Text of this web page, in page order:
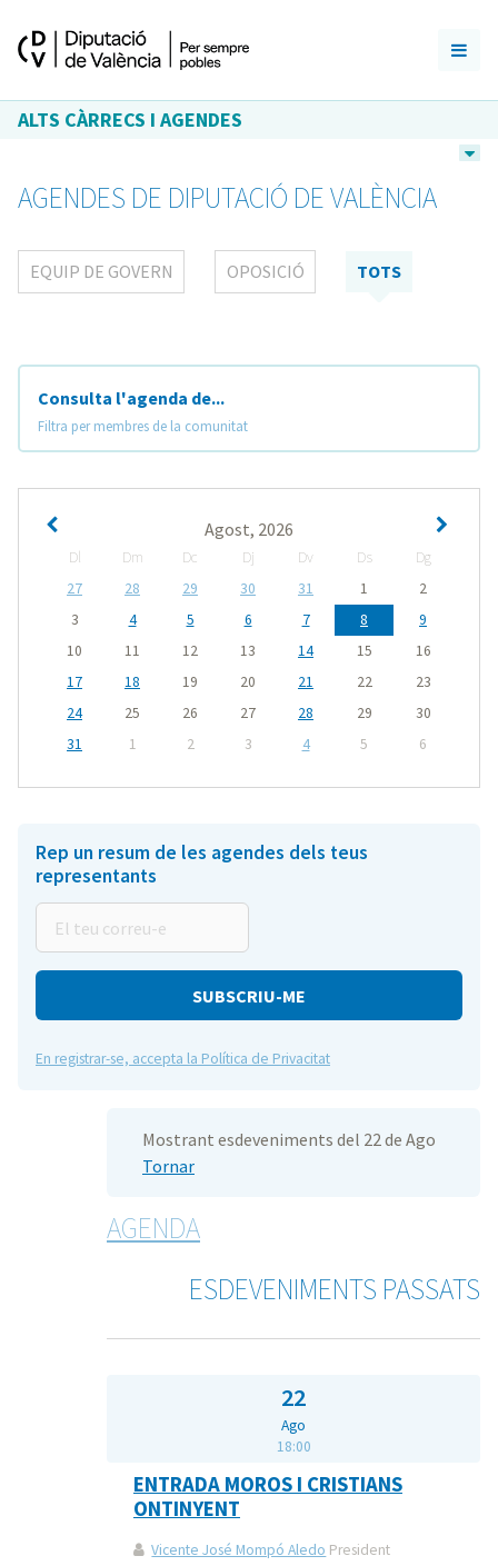
ALTS CÀRRECS I AGENDES
AGENDES DE DIPUTACIÓ DE VALÈNCIA
EQUIP DE GOVERN OPOSICIÓ TOTS
Consulta l'agenda de...
Filtra per membres de la comunitat
Agost, 2026
Dl Dm Dc Dj Dv Ds
Dg
27
28 29 30 31 1
2
3
4 5 6 7 8
9
10
11 12 13 14 15
16
17
18 19 20 21 22
23
24
25 26 27 28 29
30
31
1 2 3 4 5 6
Rep un resum de les agendes dels teus
representants
teu
correu-
En registrar-se, accepta la Política de Privacitat
Mostrant esdeveniments del 22 de Ago
Tornar
AGENDA
ESDEVENIMENTS PASSATS
22
Ago
18:00
ENTRADA MOROS I CRISTIANS
ONTINYENT
Vicente José Mompó Aledo President